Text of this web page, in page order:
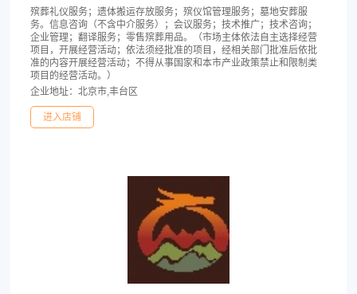
殡葬礼仪服务；遗体搬运存放服务；殡仪馆管理服务；墓地安葬服
务。信息咨询（不含中介服务）；会议服务；技术推广；技术咨询；
企业管理；翻译服务；零售殡葬用品。（市场主体依法自主选择经营
项目，开展经营活动；依法须经批准的项目，经相关部门批准后依批
准的内容开展经营活动；不得从事国家和本市产业政策禁止和限制类
项目的经营活动。）
企业地址：北京市,丰台区
进入店铺